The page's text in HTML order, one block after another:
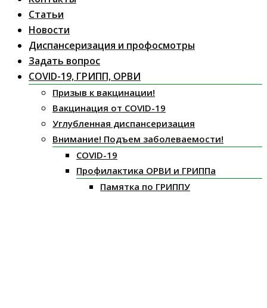
Статьи
Новости
Диспансеризация и профосмотры
Задать вопрос
COVID-19, ГРИПП, ОРВИ
Призыв к вакцинации!
Вакцинация от COVID-19
Углубленная диспансеризация
Внимание! Подъем заболеваемости!
COVID-19
Профилактика ОРВИ и ГРИППа
Памятка по ГРИППУ